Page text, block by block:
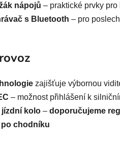
nápojů – praktické prvky
s Bluetooth – pro
zajišťuje výbornou
– možnost přihlášení k
jízdní kolo – doporučujeme
po chodníku